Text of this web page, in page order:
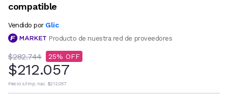
compatible
Vendido por Glic
Producto de nuestra red de proveedores
$282.744 25
$212.057
Precio s/imp. nac. $212.057